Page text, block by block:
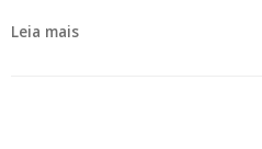
Leia mais